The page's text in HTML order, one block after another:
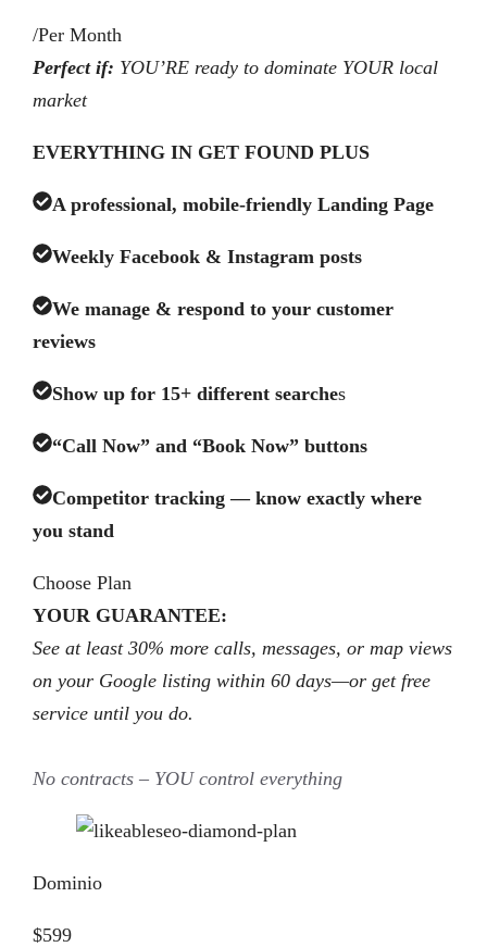
/Per Month
Perfect if: YOU’RE ready to dominate YOUR local
market
EVERYTHING IN GET FOUND PLUS
A professional, mobile-friendly Landing Page
Weekly Facebook & Instagram posts
We manage & respond to your customer
reviews
Show up for 15+ different searches
“Call Now” and “Book Now” buttons
Competitor tracking — know exactly where
you stand
Choose Plan
YOUR GUARANTEE:
See at least 30% more calls, messages, or map views
on your Google listing within 60 days—or get free
service until you do.
No contracts – YOU control everything
Dominio
$599